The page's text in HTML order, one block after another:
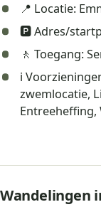
📍 Locatie:
🅿️ Adres/
🚶 Toegang:
ℹ️
zwemlocatie,
Entreeheffing,
Wandelingen